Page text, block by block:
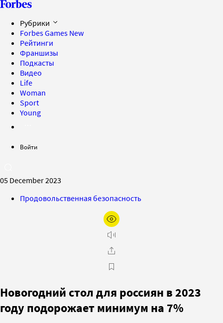
Рубрики
Forbes Games New
Рейтинги
Франшизы
Подкасты
Видео
Life
Woman
Sport
Young
Войти
05 December 2023
Продовольственная безопасность
Новогодний стол для россиян в 2023
году подорожает минимум на 7%